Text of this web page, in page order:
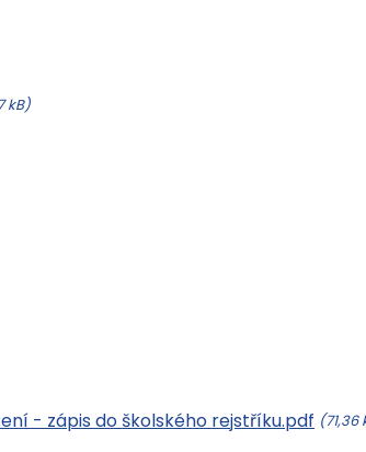
kB)
- zápis do školského rejstříku.pdf (71,36